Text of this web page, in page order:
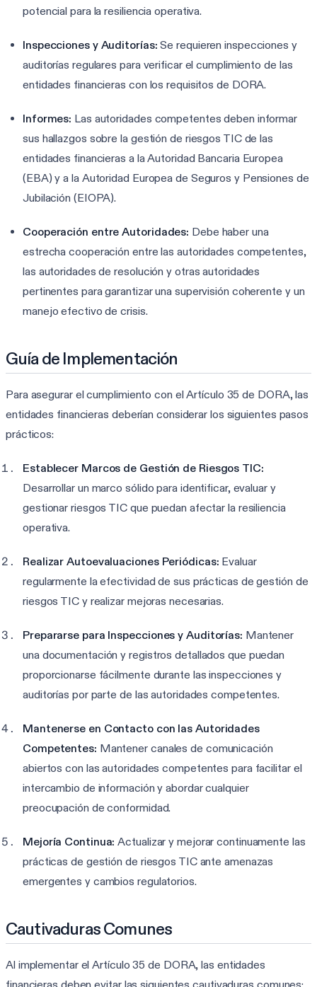
potencial para la resiliencia operativa.
Inspecciones y Auditorías: Se requieren inspecciones y
auditorías regulares para verificar el cumplimiento de las
entidades financieras con los requisitos de DORA.
Informes: Las autoridades competentes deben informar
sus hallazgos sobre la gestión de riesgos TIC de las
entidades financieras a la Autoridad Bancaria Europea
(EBA) y a la Autoridad Europea de Seguros y Pensiones de
Jubilación (EIOPA).
Cooperación entre Autoridades: Debe haber una
estrecha cooperación entre las autoridades competentes,
las autoridades de resolución y otras autoridades
pertinentes para garantizar una supervisión coherente y un
manejo efectivo de crisis.
Guía de Implementación
Para asegurar el cumplimiento con el Artículo 35 de DORA, las
entidades financieras deberían considerar los siguientes pasos
prácticos:
Establecer Marcos de Gestión de Riesgos TIC:
Desarrollar un marco sólido para identificar, evaluar y
gestionar riesgos TIC que puedan afectar la resiliencia
operativa.
Realizar Autoevaluaciones Periódicas: Evaluar
regularmente la efectividad de sus prácticas de gestión de
riesgos TIC y realizar mejoras necesarias.
Prepararse para Inspecciones y Auditorías: Mantener
una documentación y registros detallados que puedan
proporcionarse fácilmente durante las inspecciones y
auditorías por parte de las autoridades competentes.
Mantenerse en Contacto con las Autoridades
Competentes: Mantener canales de comunicación
abiertos con las autoridades competentes para facilitar el
intercambio de información y abordar cualquier
preocupación de conformidad.
Mejoría Continua: Actualizar y mejorar continuamente las
prácticas de gestión de riesgos TIC ante amenazas
emergentes y cambios regulatorios.
Cautivaduras Comunes
Al implementar el Artículo 35 de DORA, las entidades